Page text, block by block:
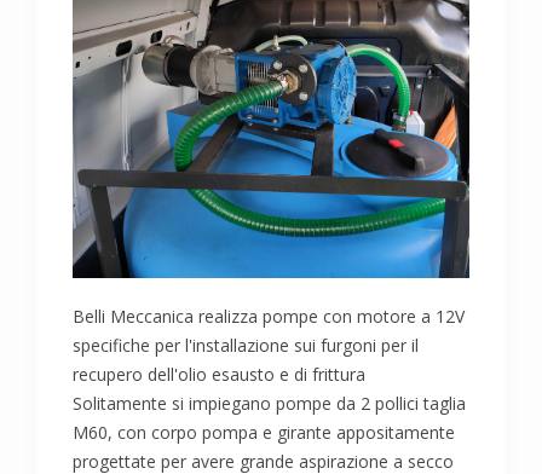
Belli Meccanica realizza pompe con motore a 12V
specifiche per l'installazione sui furgoni per il
recupero dell'olio esausto e di frittura
Solitamente si impiegano pompe da 2 pollici taglia
M60, con corpo pompa e girante appositamente
progettate per avere grande aspirazione a secco